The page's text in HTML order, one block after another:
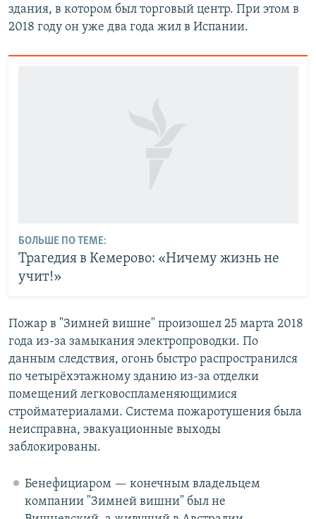
здания, в котором был торговый центр. При этом в
2018 году он уже два года жил в Испании.
БОЛЬШЕ ПО ТЕМЕ:
Трагедия в Кемерово: «Ничему жизнь не
учит!»
Пожар в "Зимней вишне" произошел 25 марта 2018
года из-за замыкания электропроводки. По
данным следствия, огонь быстро распространился
по четырёхэтажному зданию из-за отделки
помещений легковоспламеняющимися
стройматериалами. Система пожаротушения была
неисправна, эвакуационные выходы
заблокированы.
Бенефициаром — конечным владельцем
компании "Зимней вишни" был не